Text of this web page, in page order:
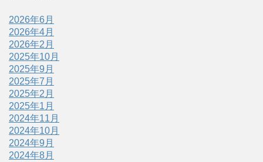
2026年6月
2026年4月
2026年2月
2025年10月
2025年9月
2025年7月
2025年2月
2025年1月
2024年11月
2024年10月
2024年9月
2024年8月